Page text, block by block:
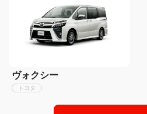
ヴォクシー
トヨタ